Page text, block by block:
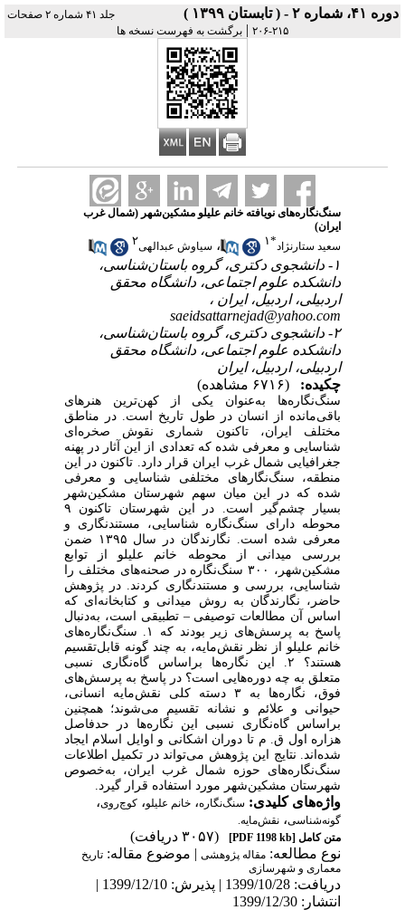
دوره ۴۱، شماره ۲ - ( تابستان ۱۳۹۹ )
جلد ۴۱ شماره ۲ صفحات
۲۱۵-۲۰۶
| برگشت به فهرست نسخه ها
سنگ‌نگاره‌های نویافته خانم علیلو مشکین‌شهر (شمال ‌غرب
ایران)
سعید ستارنژاد*۱ ، سیاوش عبدالهی۲
۱- دانشجوی دکتری، گروه باستان‌شناسی،
دانشکده علوم اجتماعی، دانشگاه محقق
اردبیلی، اردبیل، ایران ،
saeidsattarnejad@yahoo.com
۲- دانشجوی دکتری، گروه باستان‌شناسی،
دانشکده علوم اجتماعی، دانشگاه محقق
اردبیلی، اردبیل، ایران
چکیده:
(۶۷۱۶ مشاهده)
سنگ‌نگاره‌ها به‌عنوان یکی از کهن‌ترین هنرهای
باقی‌مانده از انسان در طول تاریخ است. در مناطق
مختلف ایران، تاکنون شماری نقوش صخره‌ای
شناسایی و معرفی شده که تعدادی از این آثار در پهنه
جغرافیایی شمال ‌غرب ایران قرار دارد. تاکنون در این
منطقه، سنگ‌نگارهای مختلفی شناسایی و معرفی
شده که در این میان سهم شهرستان مشکین‌شهر
بسیار چشم‌گیر است. در این شهرستان تاکنون ۹
محوطه دارای سنگ‌نگاره شناسایی، مستندنگاری و
معرفی شده است. نگارندگان در سال ۱۳۹۵ ضمن
بررسی میدانی از محوطه خانم علیلو از توابع
مشکین‌شهر، ۳۰۰ سنگ‌نگاره در صحنه‌های مختلف را
شناسایی، بررسی و مستندنگاری کردند. در پژوهش
حاضر، نگارندگان به روش میدانی و کتابخانه‌ای که
اساس آن مطالعات توصیفی– تطبیقی است، به‌دنبال
پاسخ به پرسش‌های زیر بودند که ۱. سنگ‌نگاره‌های
خانم علیلو از نظر نقش‌مایه، به چند گونه قابل‌تقسیم
هستند؟ ۲. این نگاره‌ها براساس گاه‌نگاری نسبی
متعلق به چه دوره‌هایی است؟ در پاسخ به پرسش‌های
فوق، نگاره‌ها به ۳ دسته کلی نقش‌مایه انسانی،
حیوانی و علائم و نشانه تقسیم می‌شوند؛ همچنین
براساس گاه‌نگاری نسبی این نگاره‌ها در حدفاصل
هزاره اول ق. م تا دوران اشکانی و اوایل اسلام ایجاد
شده‌اند. نتایج این پژوهش می‌تواند در تکمیل اطلاعات
سنگ‌نگاره‌های حوزه شمال ‌غرب ایران، به‌خصوص
شهرستان مشکین‌شهر مورد استفاده قرار گیرد.
واژه‌های کلیدی: سنگ‌نگاره، خانم علیلو، کوچ‌روی،
گونه‌شناسی، نقش‌مایه.
متن کامل [PDF 1198 kb]
(۳۰۵۷ دریافت)
نوع مطالعه: مقاله پژوهشی| موضوع مقاله: تاریخ
معماری و شهرسازی
دریافت: 1399/10/28 | پذیرش: 1399/12/10 |
انتشار: 1399/12/30